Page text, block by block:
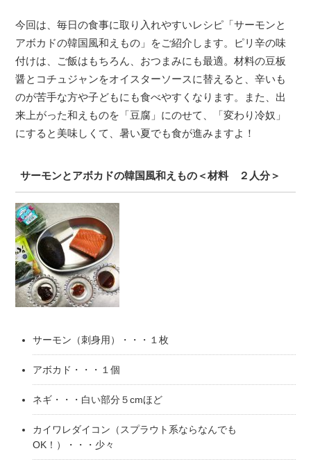
今回は、毎日の食事に取り入れやすいレシピ「サーモンと
アボカドの韓国風和えもの」をご紹介します。ピリ辛の味
付けは、ご飯はもちろん、おつまみにも最適。材料の豆板
醤とコチュジャンをオイスターソースに替えると、辛いも
のが苦手な方や子どもにも食べやすくなります。また、出
来上がった和えものを「豆腐」にのせて、「変わり冷奴」
にすると美味しくて、暑い夏でも食が進みますよ！
サーモンとアボカドの韓国風和えもの＜材料 ２人分＞
サーモン（刺身用）・・・１枚
アボカド・・・１個
ネギ・・・白い部分５cmほど
カイワレダイコン（スプラウト系ならなんでも
OK！）・・・少々